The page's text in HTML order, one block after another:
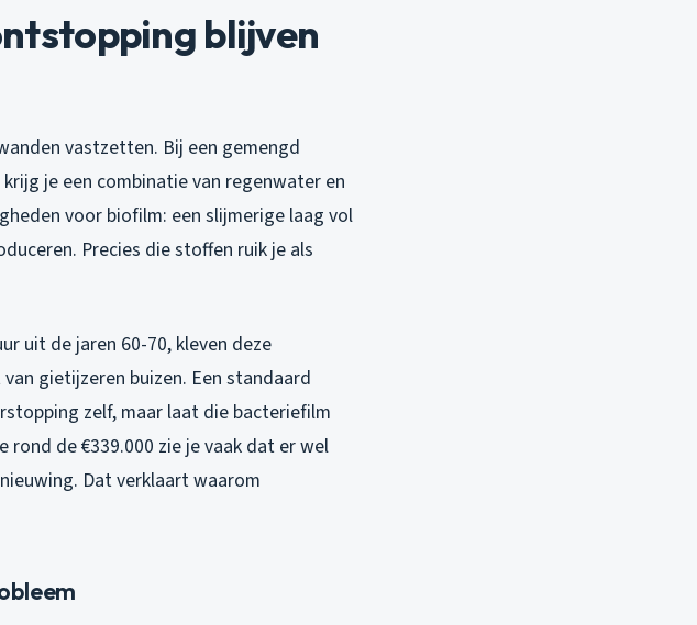
blijven
vastzetten. Bij een gemengd
je een combinatie van regenwater en
voor biofilm: een slijmerige laag vol
Precies die stoffen ruik je als
uit de jaren 60-70, kleven deze
gietijzeren buizen. Een standaard
zelf, maar laat die bacteriefilm
rond de €339.000 zie je vaak dat er wel
Dat verklaart waarom